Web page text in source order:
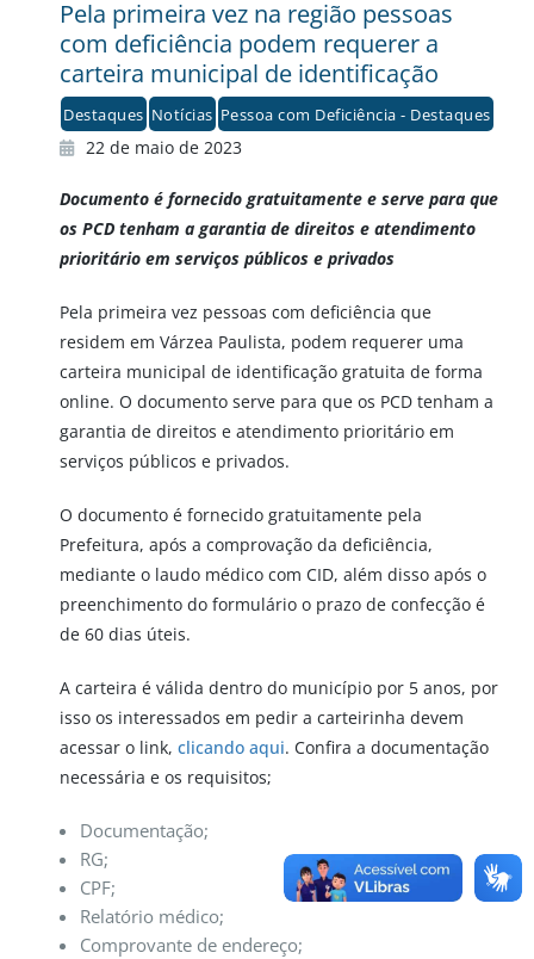
Pela primeira vez na região pessoas
com deficiência podem requerer a
carteira municipal de identificação
Destaques Notícias Pessoa com Deficiência - Destaques
22 de maio de 2023
Documento é fornecido gratuitamente e serve para que
os PCD tenham a garantia de direitos e atendimento
prioritário em serviços públicos e privados
Pela primeira vez pessoas com deficiência que
residem em Várzea Paulista, podem requerer uma
carteira municipal de identificação gratuita de forma
online. O documento serve para que os PCD tenham a
garantia de direitos e atendimento prioritário em
serviços públicos e privados.
O documento é fornecido gratuitamente pela
Prefeitura, após a comprovação da deficiência,
mediante o laudo médico com CID, além disso após o
preenchimento do formulário o prazo de confecção é
de 60 dias úteis.
A carteira é válida dentro do município por 5 anos, por
isso os interessados em pedir a carteirinha devem
acessar o link, clicando aqui. Confira a documentação
necessária e os requisitos;
Documentação;
RG;
CPF;
Relatório médico;
Comprovante de endereço;